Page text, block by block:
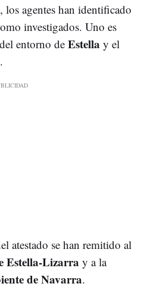
agentes han identificado
investigados. Uno es
entorno de Estella y el
.
atestado se han remitido al
Estella-Lizarra y a la
de Navarra.